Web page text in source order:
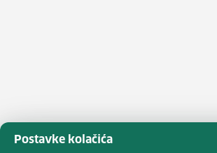
Postavke kolačića